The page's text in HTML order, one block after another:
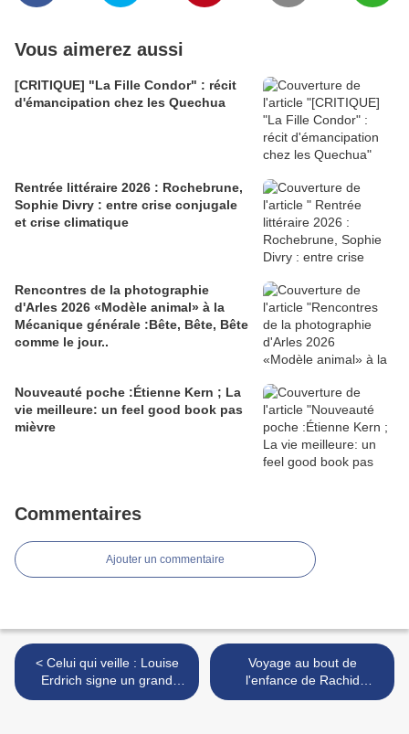
Vous aimerez aussi
[CRITIQUE] "La Fille Condor" : récit
d'émancipation chez les Quechua
Rentrée littéraire 2026 : Rochebrune,
Sophie Divry : entre crise conjugale
et crise climatique
Rencontres de la photographie
d'Arles 2026 «Modèle animal» à la
Mécanique générale :Bête, Bête, Bête
comme le jour..
Nouveauté poche :Étienne Kern ; La
vie meilleure: un feel good book pas
mièvre
Commentaires
Ajouter un commentaire
< Celui qui veille : Louise
Erdrich signe un grand
roman sur la condition de
Voyage au bout de
l'enfance de Rachid
Benzine : l'insouciance au